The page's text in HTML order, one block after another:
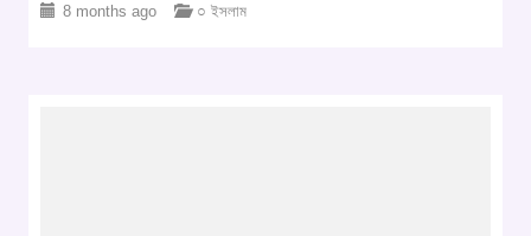
8 months ago ○ ইসলাম